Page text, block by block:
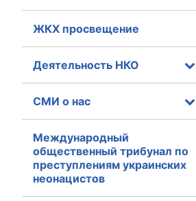
ЖКХ просвещение
Деятельность НКО
СМИ о нас
Международный
общественный трибунал по
преступлениям украинских
неонацистов